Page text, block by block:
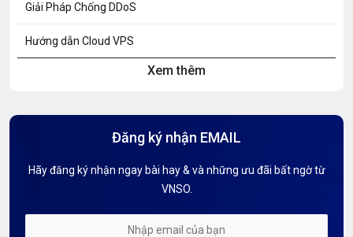
Giải Pháp Chống DDoS
Hướng dẫn Cloud VPS
Hướng dẫn Tên miền
Kiến thức AI
Xem thêm
Đăng ký nhận EMAIL
Hãy đăng ký nhận ngay bài hay & và những ưu đãi bất ngờ từ
VNSO.